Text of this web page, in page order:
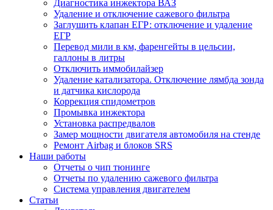
Диагностика инжектора ВАЗ
Удаление и отключение сажевого фильтра
Заглушить клапан ЕГР: отключение и удаление
ЕГР
Перевод мили в км, фаренгейты в цельсии,
галлоны в литры
Отключить иммобилайзер
Удаление катализатора. Отключение лямбда зонда
и датчика кислорода
Коррекция спидометров
Промывка инжектора
Установка распредвалов
Замер мощности двигателя автомобиля на стенде
Ремонт Airbag и блоков SRS
Наши работы
Отчеты о чип тюнинге
Отчеты по удалению сажевого фильтра
Система управления двигателем
Статьи